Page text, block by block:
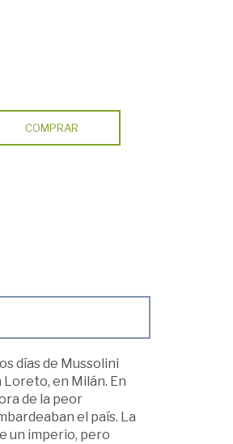
COMPRAR
días de Mussolini
Loreto, en Milán. En
de la peor
el país. La
un imperio, pero